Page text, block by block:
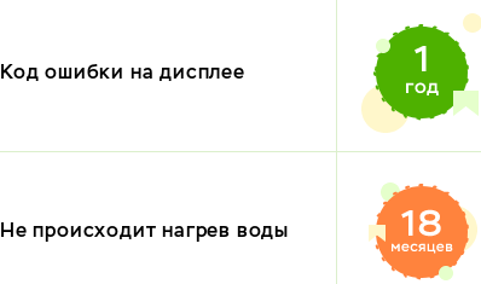
Код ошибки на дисплее
Не происходит нагрев воды